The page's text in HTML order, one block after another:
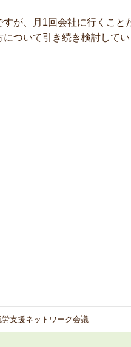
が、月1回会社に行くこと
ついて引き続き検討してい
支援ネットワーク会議